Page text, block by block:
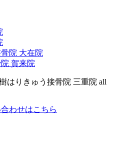
院 大在院
賀来院
はりきゅう接骨院 三重院 all